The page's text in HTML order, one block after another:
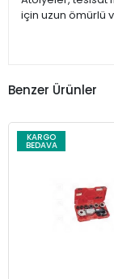
için uzun ömürlü
Benzer Ürünler
KARGO
BEDAVA